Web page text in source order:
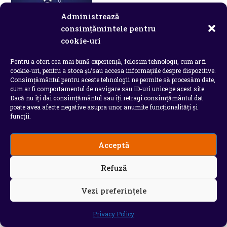
Administrează
consimțămintele pentru
cookie-uri
Pentru a oferi cea mai bună experiență, folosim tehnologii, cum ar fi
cookie-uri, pentru a stoca și/sau accesa informațiile despre dispozitive.
Consimțământul pentru aceste tehnologii ne permite să procesăm date,
cum ar fi comportamentul de navigare sau ID-uri unice pe acest site.
Dacă nu îți dai consimțământul sau îți retragi consimțământul dat
poate avea afecte negative asupra unor anumite funcționalități și
funcții.
Acceptă
Refuză
Vezi preferințele
Privacy Policy